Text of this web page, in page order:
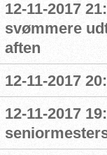
12-11-2017
svømmere
aften
12-11-2017
12-11-2017